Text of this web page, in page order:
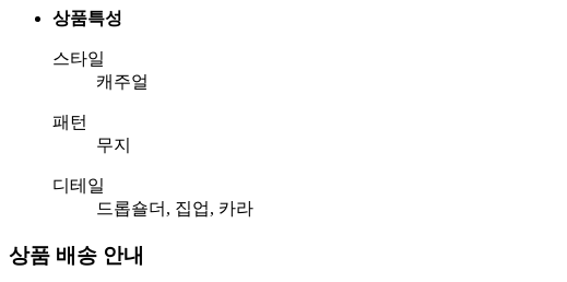
상품특성
스타일
캐주얼
패턴
무지
디테일
드롭숄더, 집업, 카라
상품 배송 안내